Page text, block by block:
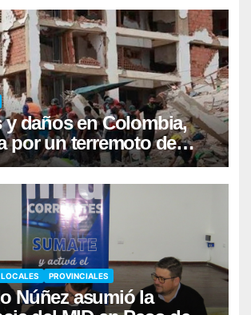
y daños en Colombia,
por un terremoto de
7,5
LOCALES PROVINCIALES
Núñez asumió la